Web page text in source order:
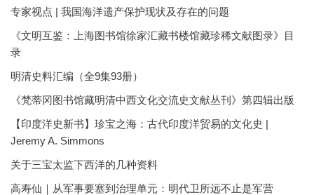
专家视点 | 我国海洋遗产保护现状及存在的问题
《文明互鉴：上海图书馆徐家汇藏书楼馆藏珍稀文献图录》目
录
明清史料汇编（全9集93册）
《梵蒂冈图书馆藏明清中西文化交流史文献丛刊》第四辑出版
【印度洋史新书】珍宝之海：古代印度洋贸易的文化史 |
Jeremy A. Simmons
关于三宝太监下西洋的几种资料
高寿仙｜从军事要塞到治理单元：明代卫所远不止是军营